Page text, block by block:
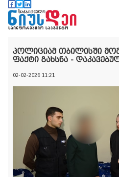
პოლიციამ თბილისში
ფაქტი გახსნა -
02-02-2026 11:21